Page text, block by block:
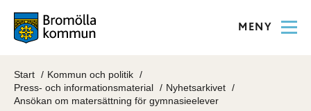
MENY
Start
Kommun och politik
Press- och informationsmaterial
Nyhetsarkivet
Ansökan om matersättning för gymnasieelever